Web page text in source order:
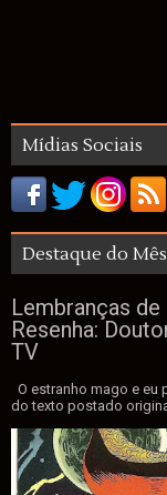
Mídias Sociais
Destaque do
Lembranças
Resenha:
TV
O estranho mago e eu
do texto postado